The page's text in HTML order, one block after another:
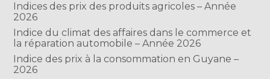
Indices des prix des produits agricoles – Année
2026
Indice du climat des affaires dans le commerce et
la réparation automobile – Année 2026
Indice des prix à la consommation en Guyane –
2026